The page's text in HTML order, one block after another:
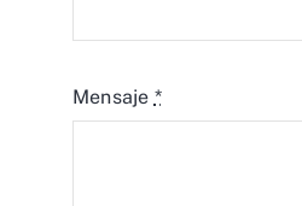
Mensaje *